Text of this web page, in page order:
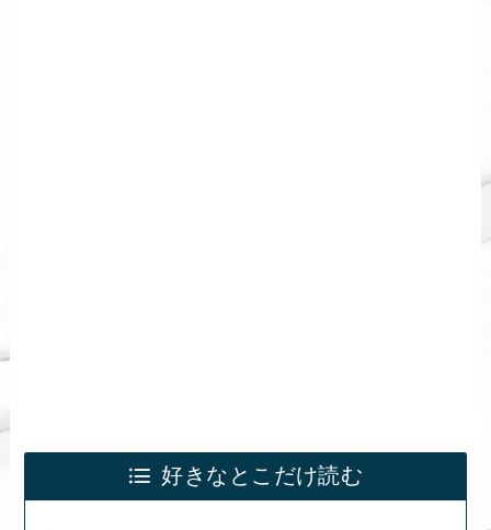
好きなとこだけ読む